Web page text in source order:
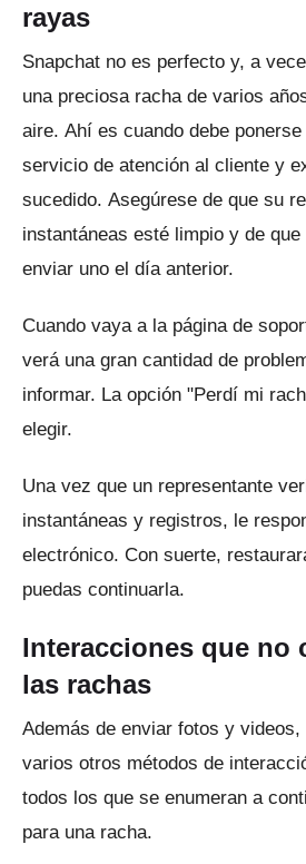
rayas
Snapchat no es perfecto y, a
una preciosa racha de varios
aire. Ahí es cuando debe
servicio de atención al cliente y
sucedido. Asegúrese de que su
instantáneas esté limpio y de
enviar uno el día anterior.
Cuando vaya a la página de
verá una gran cantidad de
informar. La opción "Perdí mi
elegir.
Una vez que un representante
instantáneas y registros, le
electrónico. Con suerte,
puedas continuarla.
Interacciones que no
las rachas
Además de enviar fotos y
varios otros métodos de
todos los que se enumeran a
para una racha.